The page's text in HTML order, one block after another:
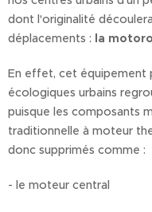
dont l'originalité
déplacements : la
En effet, cet équipement
écologiques urbains
puisque les composants
traditionnelle à moteur
donc supprimés comme :
- le moteur central